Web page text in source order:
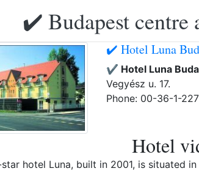
✔️ Budapest centre
✔️ Hotel Luna
✔️ Hotel Luna
Vegyész u. 17.
Phone: 00-36-1-
Hotel
hotel Luna, built in 2001, is situated